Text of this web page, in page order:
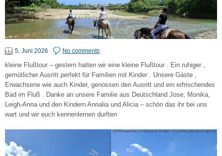
5. Juni 2026 No comments
kleine Flußtour – gestern hatten wir eine kleine Flußtour . Ein ruhiger ,
gemütlicher Ausritt perfekt für Familien mit Kinder . Unsere Gäste ,
Erwachsene wie auch Kinder, genossen den Ausritt und ein erfrischendes
Bad im Fluß . Danke an unsere Familie aus Deutschland Jose, Monika,
Leigh-Anna und den Kindern Annalia und Alicia – schön das ihr bei uns
wart und wir euch kennenlernen durften